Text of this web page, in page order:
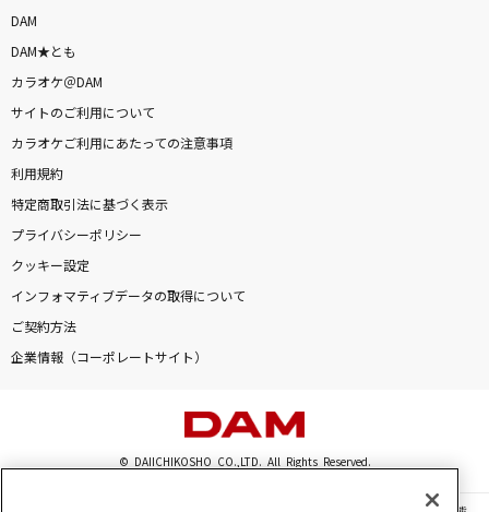
DAM
DAM★とも
カラオケ＠DAM
サイトのご利用について
カラオケご利用にあたっての注意事項
利用規約
特定商取引法に基づく表示
プライバシーポリシー
クッキー設定
インフォマティブデータの取得について
ご契約方法
企業情報（コーポレートサイト）
© DAIICHIKOSHO CO.,LTD. All Rights Reserved.